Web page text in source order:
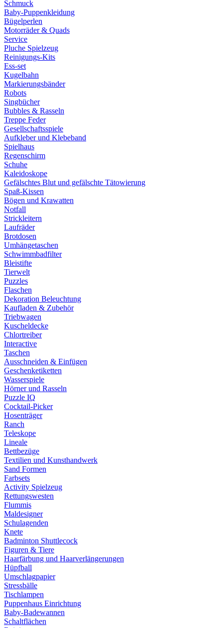
Schmuck
Baby-Puppenkleidung
Bügelperlen
Motorräder & Quads
Service
Pluche Spielzeug
Reinigungs-Kits
Ess-set
Kugelbahn
Markierungsbänder
Robots
Singbücher
Bubbles & Rasseln
Treppe Feder
Gesellschaftsspiele
Aufkleber und Klebeband
Spielhaus
Regenschirm
Schuhe
Kaleidoskope
Gefälschtes Blut und gefälschte Tätowierung
Spaß-Kissen
Bögen und Krawatten
Notfall
Strickleitern
Laufräder
Brotdosen
Umhängetaschen
Schwimmbadfilter
Bleistifte
Tierwelt
Puzzles
Flaschen
Dekoration Beleuchtung
Kaufladen & Zubehör
Triebwagen
Kuscheldecke
Chlortreiber
Interactive
Taschen
Ausschneiden & Einfügen
Geschenketiketten
Wasserspiele
Hörner und Rasseln
Puzzle IQ
Cocktail-Picker
Hosenträger
Ranch
Teleskope
Lineale
Bettbezüge
Textilien und Kunsthandwerk
Sand Formen
Farbsets
Activity Spielzeug
Rettungswesten
Flummis
Maldesigner
Schulagenden
Knete
Badminton Shuttlecock
Figuren & Tiere
Haarfärbung und Haarverlängerungen
Hüpfball
Umschlagpapier
Stressbälle
Tischlampen
Puppenhaus Einrichtung
Baby-Badewannen
Schaltflächen